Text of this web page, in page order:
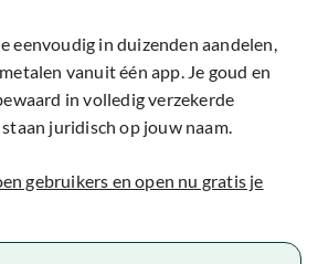
eenvoudig in duizenden aandelen,
vanuit één app. Je goud en
in volledig verzekerde
juridisch op jouw naam.
gebruikers en open nu gratis je